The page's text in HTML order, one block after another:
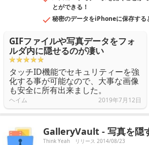
とができる！
秘密のデータをiPhoneに保存する
GIFファイルや写真データをフォ
ルダ内に隠せるのが凄い
タッチID機能でセキュリティーを強
化する事が可能なので、大事な画像
も安全に所有出来ました。
ヘイム 2019年7月12日
GalleryVault - 写真を隠
Think Yeah リリース 2014/08/23